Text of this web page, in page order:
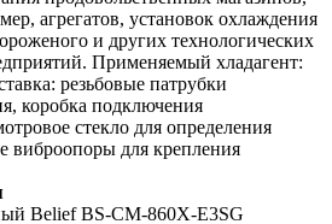
агрегатов, установок охлаждения
и других технологических
Применяемый хладагент:
резьбовые патрубки
коробка подключения
стекло для определения
виброопоры для крепления